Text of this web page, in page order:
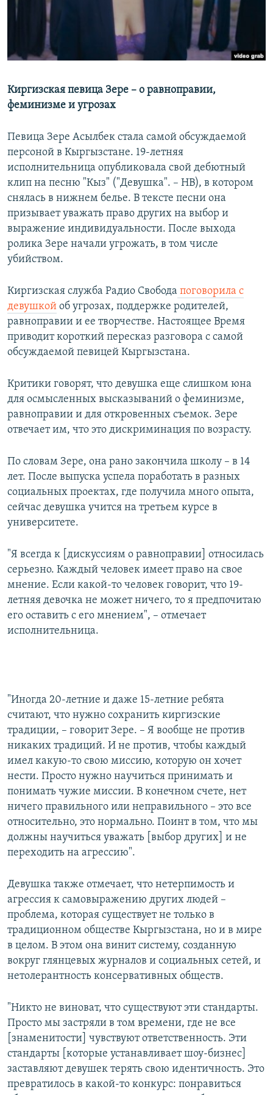
РАСПИСАНИЕ ВЕЩАНИЯ
ПОДПИШИТЕСЬ НА РАССЫЛКУ
Все сайты РСЕ/РС
Киргизская певица Зере – о равноправии,
феминизме и угрозах
Певица Зере Асылбек стала самой обсуждаемой
персоной в Кыргызстане. 19-летняя
исполнительница опубликовала свой дебютный
клип на песню "Кыз" ("Девушка". – НВ), в котором
снялась в нижнем белье. В тексте песни она
призывает уважать право других на выбор и
выражение индивидуальности. После выхода
ролика Зере начали угрожать, в том числе
убийством.
Киргизская служба Радио Свобода поговорила с
девушкой об угрозах, поддержке родителей,
равноправии и ее творчестве. Настоящее Время
приводит короткий пересказ разговора с самой
обсуждаемой певицей Кыргызстана.
Критики говорят, что девушка еще слишком юна
для осмысленных высказываний о феминизме,
равноправии и для откровенных съемок. Зере
отвечает им, что это дискриминация по возрасту.
По словам Зере, она рано закончила школу – в 14
лет. После выпуска успела поработать в разных
социальных проектах, где получила много опыта,
сейчас девушка учится на третьем курсе в
университете.
"Я всегда к [дискуссиям о равноправии] относилась
серьезно. Каждый человек имеет право на свое
мнение. Если какой-то человек говорит, что 19-
летняя девочка не может ничего, то я предпочитаю
его оставить с его мнением", – отмечает
исполнительница.
"Иногда 20-летние и даже 15-летние ребята
считают, что нужно сохранить киргизские
традиции, – говорит Зере. – Я вообще не против
никаких традиций. И не против, чтобы каждый
имел какую-то свою миссию, которую он хочет
нести. Просто нужно научиться принимать и
понимать чужие миссии. В конечном счете, нет
ничего правильного или неправильного – это все
относительно, это нормально. Поинт в том, что мы
должны научиться уважать [выбор других] и не
переходить на агрессию".
Девушка также отмечает, что нетерпимость и
агрессия к самовыражению других людей –
проблема, которая существует не только в
традиционном обществе Кыргызстана, но и в мире
в целом. В этом она винит систему, созданную
вокруг глянцевых журналов и социальных сетей, и
нетолерантность консервативных обществ.
"Никто не виноват, что существуют эти стандарты.
Просто мы застряли в том времени, где не все
[знаменитости] чувствуют ответственность. Эти
стандарты [которые устанавливает шоу-бизнес]
заставляют девушек терять свою идентичность. Это
превратилось в какой-то конкурс: понравиться